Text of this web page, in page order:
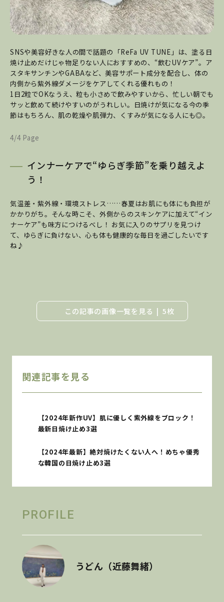
SNSや美容好きな人の間で話題の「ReFa UV TUNE」は、塗る日
焼け止めだけじゃ物足りない人におすすめの、“飲むUVケア”。ア
スタキサンチンやGABAなど、美容サポート成分を配合し、体の
内側から紫外線ダメージをケアしてくれる優れもの！
1日2粒でOKなうえ、粒も小さめで飲みやすいから、忙しい朝でも
サッと飲めて続けやすいのがうれしい。日焼けが気になる今の季
節はもちろん、肌の乾燥や肌弾力、くすみが気になる人にも◎。
4/4 Page
インナーケアで“ゆらぎ季節”を乗り越えよ
う！
気温差・紫外線・環境ストレス……春夏はお肌にも体にも負担が
かかりがち。そんな時こそ、外側からのスキンケアに加えて“イン
ナーケア”も味方につけるべし！ お気に入りのサプリを見つけ
て、ゆらぎに負けない、心も体も健康的な毎日を過ごしたいです
ね♪
この記事の画像一覧を見る 5枚
関連記事を見る
【2024年新作UV】肌に優しく紫外線をブロック！
最新日焼け止め3選
【2024年最新】絶対焼けたくない人へ！めちゃ優秀
な韓国の日焼け止め3選
PROFILE
うどん（近藤舞緒）